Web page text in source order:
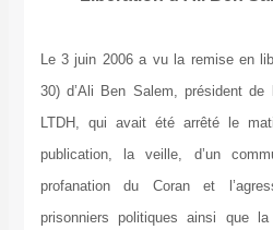
Le 3 juin 2006 a vu la remise en
30) d’Ali Ben Salem, président
LTDH, qui avait été arrêté le
publication, la veille, d’un
profanation du Coran et
prisonniers politiques ainsi que